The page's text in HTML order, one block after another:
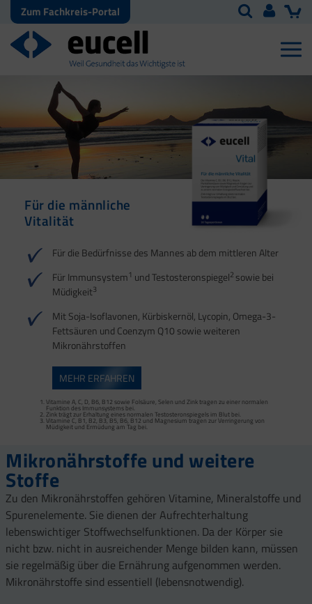
Zum Fachkreis-Portal
Für die männliche
Vitalität
Für die Bedürfnisse des Mannes ab dem mittleren Alter
Für Immunsystem1 und Testosteronspiegel2 sowie bei
Müdigkeit3
Mit Soja-Isoflavonen, Kürbiskernöl, Lycopin, Omega-3-
Fettsäuren und Coenzym Q10 sowie weiteren
Mikronährstoffen
MEHR ERFAHREN
Vitamine A, C, D, B6, B12 sowie Folsäure, Selen und Zink tragen zu einer normalen
Funktion des Immunsystems bei.
Zink trägt zur Erhaltung eines normalen Testosteronspiegels im Blut bei.
Vitamine C, B1, B2, B3, B5, B6, B12 und Magnesium tragen zur Verringerung von
Müdigkeit und Ermüdung am Tag bei.
Für den
Energiestoffwechsel
1 2
Vitamine C, B1, B2, B3, B5, B6, B12, Biotin, Magnesium, Kupfer und Mangan tragen
zu einem normalen Energiestoffwechsel bei.
Vitamine C, B2, B3, B5, B6, B12 und Magnesium tragen zur Verringerung von
Müdigkeit und Ermüdung bei.
Mikronährstoffe und weitere
Stoffe
Zu den Mikronährstoffen gehören Vitamine, Mineralstoffe und
Spurenelemente. Sie dienen der Aufrechterhaltung
lebenswichtiger Stoffwechselfunktionen. Da der Körper sie
nicht bzw. nicht in ausreichender Menge bilden kann, müssen
sie regelmäßig über die Ernährung aufgenommen werden.
Mikronährstoffe sind essentiell (lebensnotwendig).